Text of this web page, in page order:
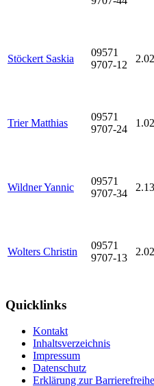
Stöckert Saskia
09571
9707-12
2.02
Trier Matthias
09571
9707-24
1.02
Wildner Yannic
09571
9707-34
2.13
Wolters Christin
09571
9707-13
2.02
Quicklinks
Kontakt
Inhaltsverzeichnis
Impressum
Datenschutz
Erklärung zur